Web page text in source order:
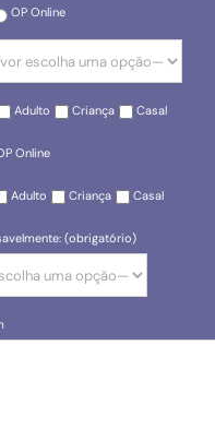
OP Online
Adulto Criança Casal
Online
Adulto Criança Casal
(obrigatório)